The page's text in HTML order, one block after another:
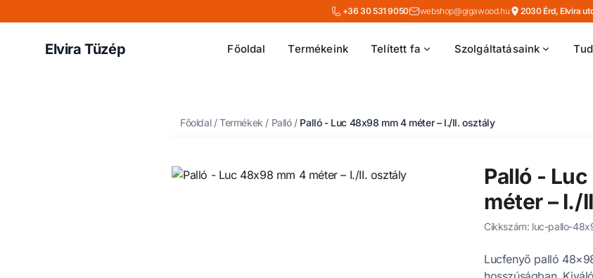
+36 30 531 9050 webshop@gigawood.hu 2030 Érd, Elvira
Elvira Tüzép Főoldal Termékeink Telített fa Szolgáltatásaink
Főoldal/Termékek / Palló/ Palló - Luc 48x98 mm 4 méter – I./II. osztály
Palló -
méter – I./
Cikkszám: luc-pallo-
Lucfenyő palló